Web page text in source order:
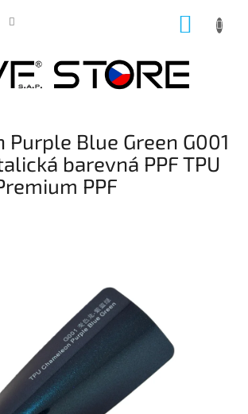
Purple Blue Green G001
barevná PPF TPU
PPF